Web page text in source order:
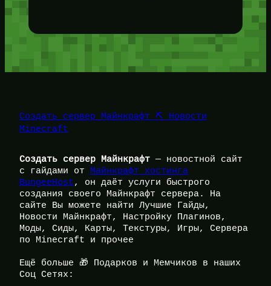
Создать сервер Майнкрафт ⛏️ Новости
Minecraft
Создать сервер Майнкрафт — новостной сайт
с гайдами от
Майнкрафт хостинга
BungeeHost, он даёт услуги быстрого
создания своего Майнкрафт сервера. На
сайте Вы можете найти Лучшие Гайды,
Новости Майнкрафт, Настройку Плагинов,
Моды, Сиды, Карты, Текстуры, Игры, Сервера
по Minecraft и прочее
Ещё больше 🎁 Подарков и Мемчиков в наших
Соц Сетях: